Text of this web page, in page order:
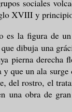
sociales
XVIII y
es la figura de un
dibuja una
pierna derecha
y que un ala
del rostro, el
una obra de